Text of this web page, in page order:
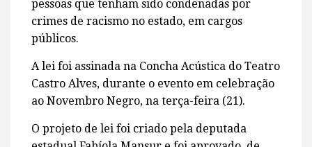
pessoas que tenham sido condenadas por
crimes de racismo no estado, em cargos
públicos.
A lei foi assinada na Concha Acústica do Teatro
Castro Alves, durante o evento em celebração
ao Novembro Negro, na terça-feira (21).
O projeto de lei foi criado pela deputada